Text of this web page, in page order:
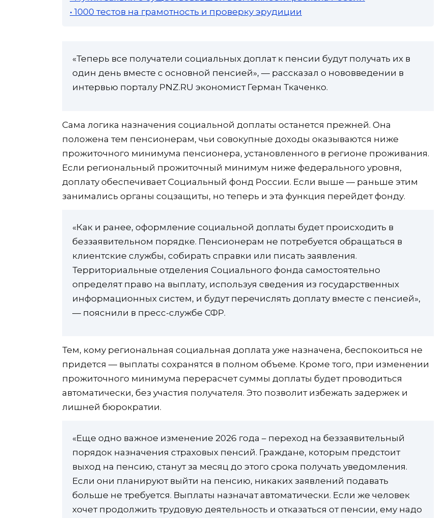
• 1000 тестов на грамотность и проверку эрудиции
«Теперь все получатели социальных доплат к пенсии будут получать их в
один день вместе с основной пенсией», — рассказал о нововведении в
интервью порталу PNZ.RU экономист Герман Ткаченко.
Сама логика назначения социальной доплаты останется прежней. Она
положена тем пенсионерам, чьи совокупные доходы оказываются ниже
прожиточного минимума пенсионера, установленного в регионе проживания.
Если региональный прожиточный минимум ниже федерального уровня,
доплату обеспечивает Социальный фонд России. Если выше — раньше этим
занимались органы соцзащиты, но теперь и эта функция перейдет фонду.
«Как и ранее, оформление социальной доплаты будет происходить в
беззаявительном порядке. Пенсионерам не потребуется обращаться в
клиентские службы, собирать справки или писать заявления.
Территориальные отделения Социального фонда самостоятельно
определят право на выплату, используя сведения из государственных
информационных систем, и будут перечислять доплату вместе с пенсией»,
— пояснили в пресс-службе СФР.
Тем, кому региональная социальная доплата уже назначена, беспокоиться не
придется — выплаты сохранятся в полном объеме. Кроме того, при изменении
прожиточного минимума перерасчет суммы доплаты будет проводиться
автоматически, без участия получателя. Это позволит избежать задержек и
лишней бюрократии.
«Еще одно важное изменение 2026 года – переход на беззаявительный
порядок назначения страховых пенсий. Граждане, которым предстоит
выход на пенсию, станут за месяц до этого срока получать уведомления.
Если они планируют выйти на пенсию, никаких заявлений подавать
больше не требуется. Выплаты назначат автоматически. Если же человек
хочет продолжить трудовую деятельность и отказаться от пенсии, ему надо